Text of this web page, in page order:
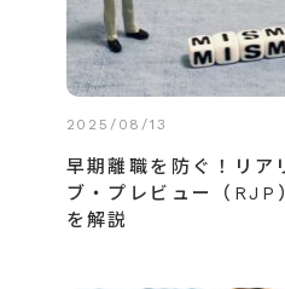
2025/08/13
早期離職を防ぐ！リア
ブ・プレビュー（RJP
を解説